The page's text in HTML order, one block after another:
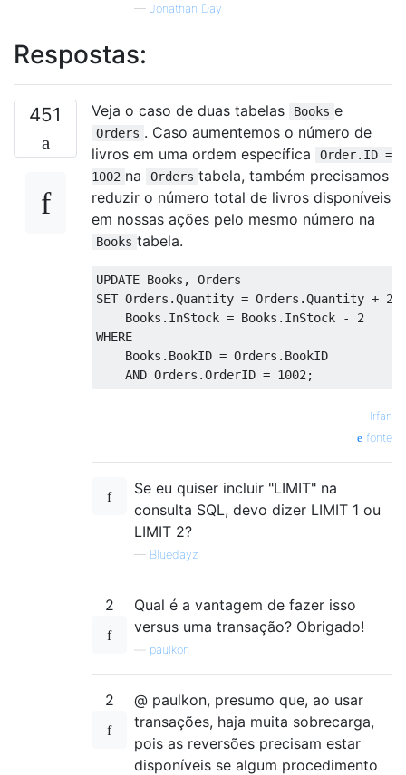
— Jonathan Day
Respostas:
451 Veja o caso de duas tabelas Books e
Orders . Caso aumentemos o número de
livros em uma ordem específica
Order.ID =
1002 na Orders tabela, também precisamos
reduzir o número total de livros disponíveis
em nossas ações pelo mesmo número na
Books tabela.
UPDATE Books ,
SET Orders .Quantity = Orders .Quantity + 2
    Books
. InStock = Books . InStock -
2
WHERE
    Books
. BookID = Orders . BookID
AND Orders .OrderID = 1002 ;
— Irfan
fonte
Se eu quiser incluir "LIMIT" na
consulta SQL, devo dizer LIMIT 1 ou
LIMIT 2?
— Bluedayz
2
Qual é a vantagem de fazer isso
versus uma transação? Obrigado!
paulkon
2
@ paulkon, presumo que, ao usar
transações, haja muita sobrecarga,
pois as reversões precisam estar
disponíveis se algum procedimento